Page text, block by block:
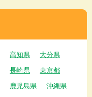
高知県
大分県
長崎県
東京都
鹿児島県
沖縄県